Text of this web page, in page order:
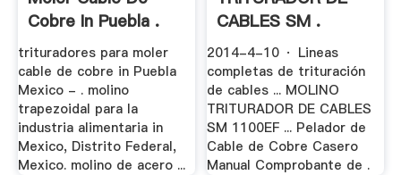
Cobre In Puebla .
trituradores para moler
cable de cobre in Puebla
Mexico - . molino
trapezoidal para la
industria alimentaria in
Mexico, Distrito Federal,
Mexico. molino de acero ...
CABLES SM .
2014-4-10 · Lineas
completas de trituración
de cables ... MOLINO
TRITURADOR DE CABLES
SM 1100EF ... Pelador de
Cable de Cobre Casero
Manual Comprobante de .